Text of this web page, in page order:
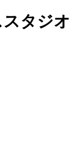
タジオ